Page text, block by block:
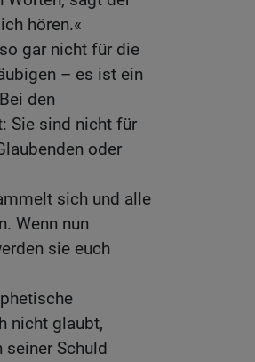
hören.«
gar nicht für die
– es ist ein
den
Sie sind nicht für
oder
sich und alle
Wenn nun
sie euch
nicht glaubt,
Schuld